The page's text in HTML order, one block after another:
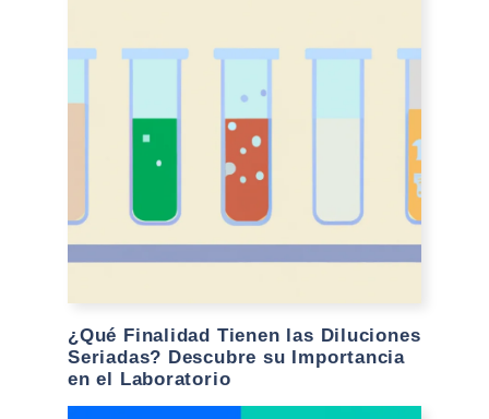
¿Qué Finalidad Tienen las Diluciones
Seriadas? Descubre su Importancia
en el Laboratorio